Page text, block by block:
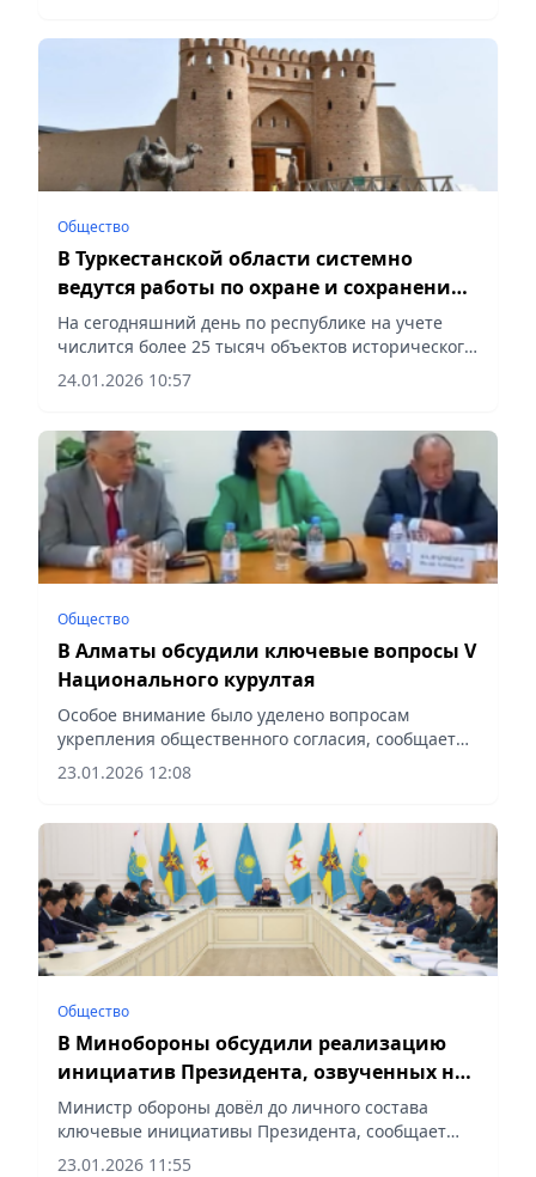
Общество
В Туркестанской области системно
ведутся работы по охране и сохранению
историко-культурного наследия
На сегодняшний день по республике на учете
числится более 25 тысяч объектов исторического
наследия, сообщает Vecher.kz.
24.01.2026 10:57
Общество
В Алматы обсудили ключевые вопросы V
Национального курултая
Особое внимание было уделено вопросам
укрепления общественного согласия, сообщает
Vecher.kz.
23.01.2026 12:08
Общество
В Минобороны обсудили реализацию
инициатив Президента, озвученных на
V Национальном курултае
Министр обороны довёл до личного состава
ключевые инициативы Президента, сообщает
Vecher.kz.
23.01.2026 11:55